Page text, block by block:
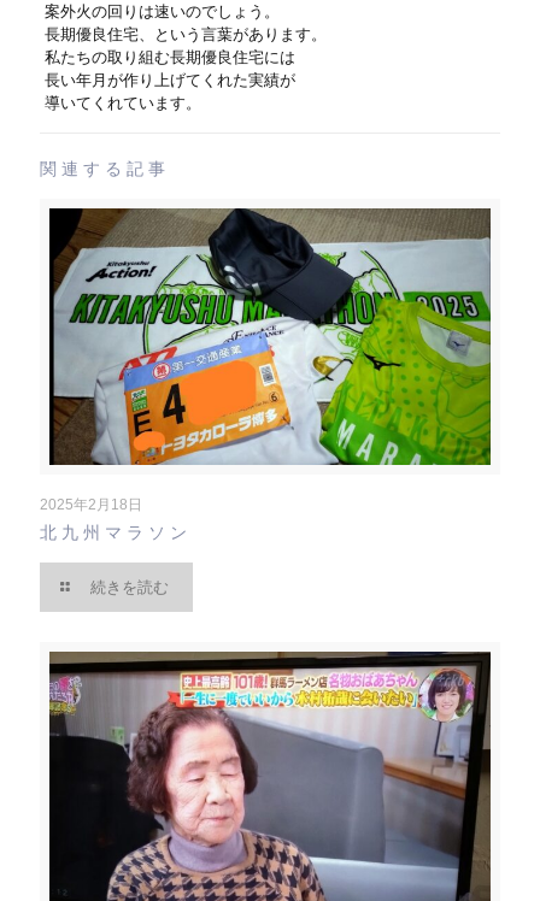
案外火の回りは速いのでしょう。
長期優良住宅、という言葉があります。
私たちの取り組む長期優良住宅には
長い年月が作り上げてくれた実績が
導いてくれています。
関連する記事
2025年2月18日
北九州マラソン
続きを読む